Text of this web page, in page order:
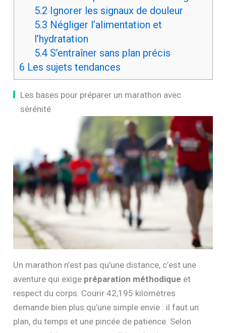
5.2 Ignorer les signaux de douleur
5.3 Négliger l’alimentation et
l’hydratation
5.4S’entraîner sans plan précis
6 Les sujets tendances
Les bases pour préparer un marathon avec
sérénité
Un marathon n’est pas qu’une distance, c’est une
aventure qui exige préparation méthodique et
respect du corps. Courir 42,195 kilomètres
demande bien plus qu’une simple envie : il faut un
plan, du temps et une pincée de patience. Selon